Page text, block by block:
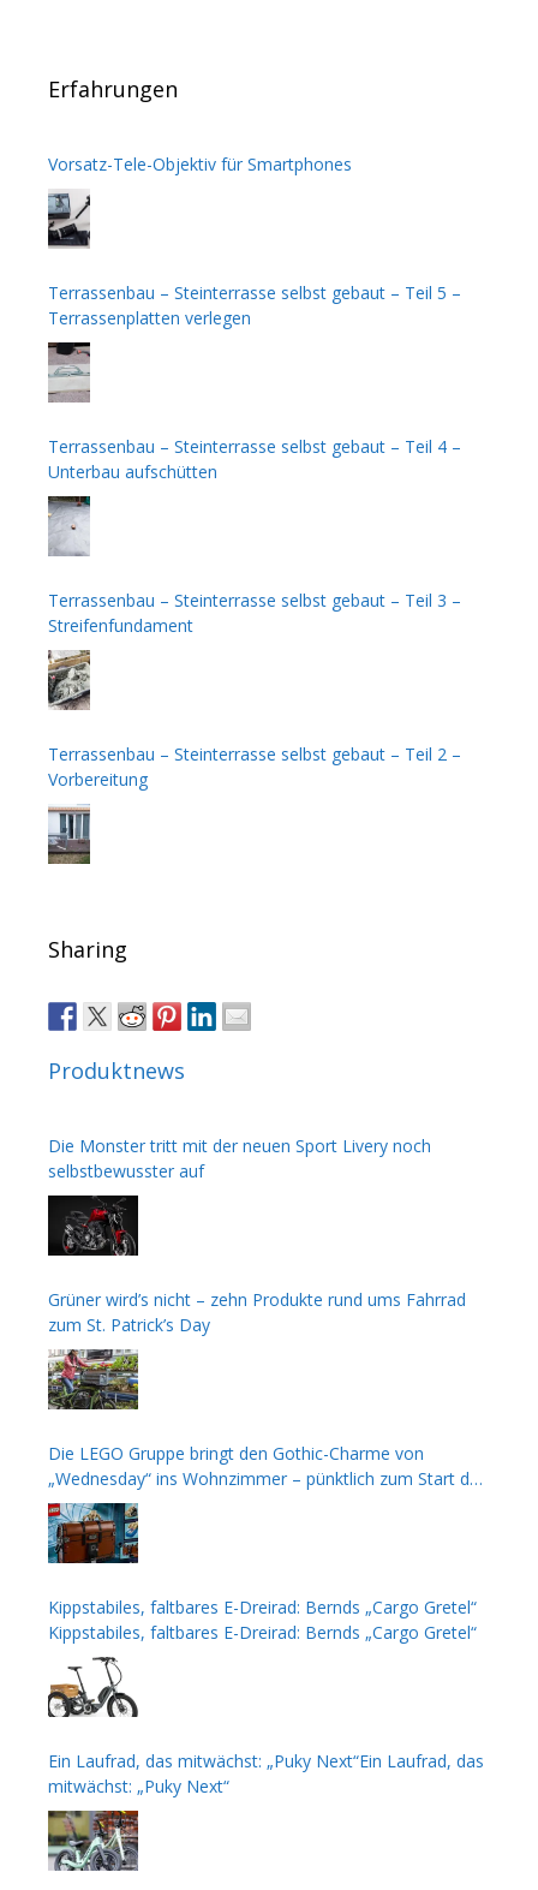
Erfahrungen
Vorsatz-Tele-Objektiv für Smartphones
Terrassenbau – Steinterrasse selbst gebaut – Teil 5 –
Terrassenplatten verlegen
Terrassenbau – Steinterrasse selbst gebaut – Teil 4 –
Unterbau aufschütten
Terrassenbau – Steinterrasse selbst gebaut – Teil 3 –
Streifenfundament
Terrassenbau – Steinterrasse selbst gebaut – Teil 2 –
Vorbereitung
Sharing
Produktnews
Die Monster tritt mit der neuen Sport Livery noch
selbstbewusster auf
Grüner wird’s nicht – zehn Produkte rund ums Fahrrad
zum St. Patrick’s Day
Die LEGO Gruppe bringt den Gothic-Charme von
„Wednesday“ ins Wohnzimmer – pünktlich zum Start der
zweiten Staffel
Kippstabiles, faltbares E-Dreirad: Bernds „Cargo Gretel“
Kippstabiles, faltbares E-Dreirad: Bernds „Cargo Gretel“
Ein Laufrad, das mitwächst: „Puky Next“Ein Laufrad, das
mitwächst: „Puky Next“